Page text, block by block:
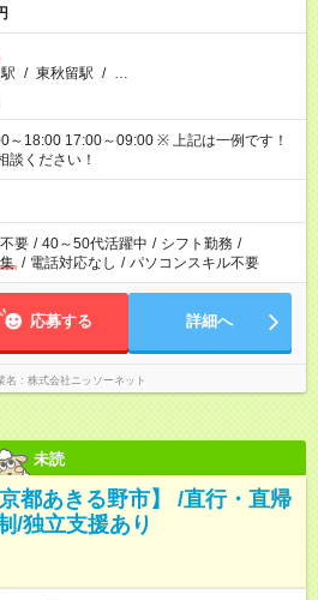
/ 東秋留駅 / …
～09:00 ※ 上記は一例です！
談ください！
要 / 40～50代活躍中 / シフト勤務 /
/ 電話対応なし / パソコンスキル不要
応募する 詳細へ
名 株式会社ニッソーネット
未読
都あきる野市】 /直行・直帰
/独立支援あり